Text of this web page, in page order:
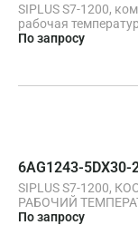
SIPLUS S7-1200,
рабочая
основе 3RK7243-
По запросу
6AG1243-5DX30-
SIPLUS S7-1200,
РАБОЧИЙ
КОНФОРМНЫМ
По запросу